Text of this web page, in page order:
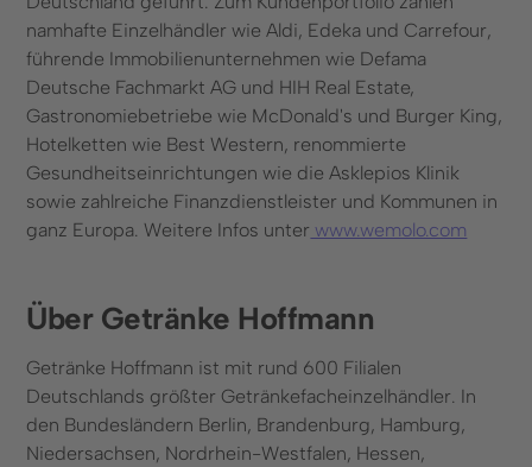
namhafte Einzelhändler wie Aldi, Edeka und Carrefour,
führende Immobilienunternehmen wie Defama
Deutsche Fachmarkt AG und HIH Real Estate,
Gastronomiebetriebe wie McDonald's und Burger King,
Hotelketten wie Best Western, renommierte
Gesundheitseinrichtungen wie die Asklepios Klinik
sowie zahlreiche Finanzdienstleister und Kommunen in
ganz Europa. Weitere Infos unter www.wemolo.com
Über Getränke Hoffmann
Getränke Hoffmann ist mit rund 600 Filialen
Deutschlands größter Getränkefacheinzelhändler. In
den Bundesländern Berlin, Brandenburg, Hamburg,
Niedersachsen, Nordrhein-Westfalen, Hessen,